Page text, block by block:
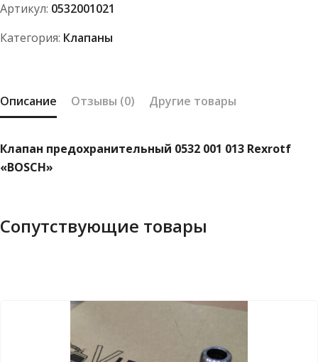
Артикул: 0532001021
Категория: Клапаны
Описание Отзывы (0) Другие товары
Клапан предохранительный 0532 001 013 Rexrotf
«BOSCH»
Сопутствующие товары